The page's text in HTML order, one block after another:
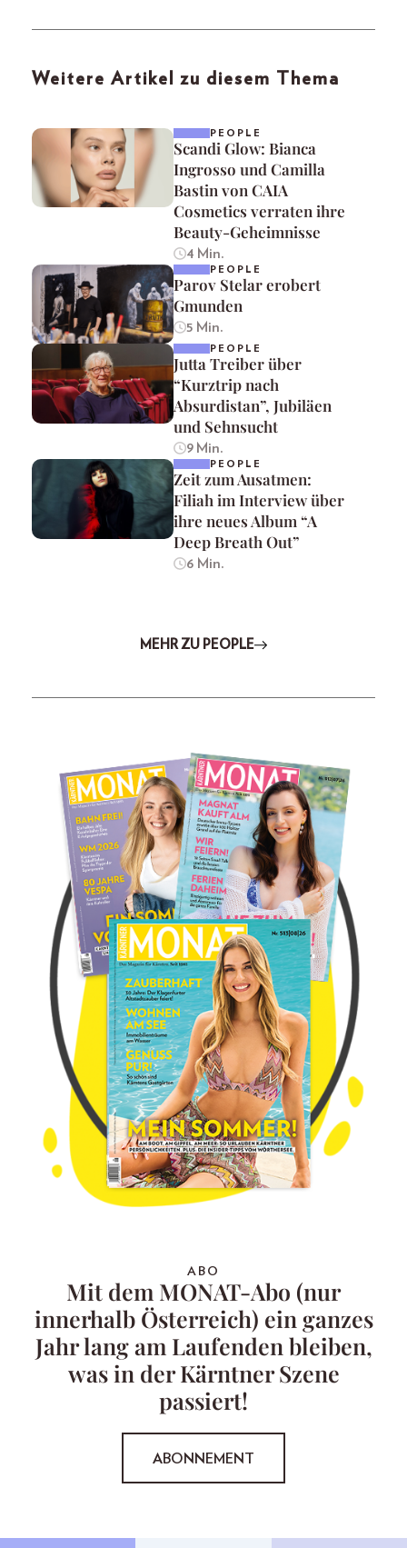
Weitere Artikel zu diesem Thema
PEOPLE
Scandi Glow: Bianca
Ingrosso und Camilla
Bastin von CAIA
Cosmetics verraten ihre
Beauty-Geheimnisse
4 Min.
PEOPLE
Parov Stelar erobert
Gmunden
5 Min.
PEOPLE
Jutta Treiber über
“Kurztrip nach
Absurdistan”, Jubiläen
und Sehnsucht
9 Min.
PEOPLE
Zeit zum Ausatmen:
Filiah im Interview über
ihre neues Album “A
Deep Breath Out”
6 Min.
MEHR ZU PEOPLE
ABO
Mit dem MONAT-Abo (nur
innerhalb Österreich) ein ganzes
Jahr lang am Laufenden bleiben,
was in der Kärntner Szene
passiert!
ABONNEMENT